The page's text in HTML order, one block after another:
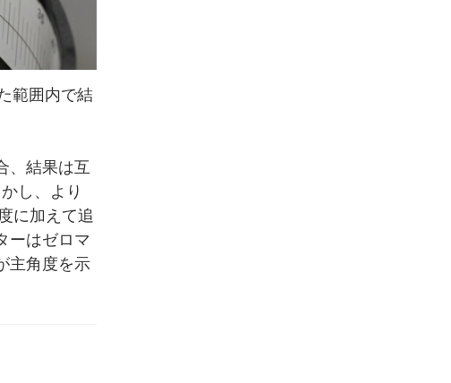
範囲内で結
、結果は互
し、より
に加えて追
ーはゼロマ
主角度を示